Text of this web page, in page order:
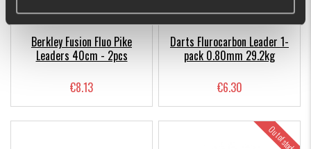
Berkley Fusion Fluo Pike
Leaders 40cm - 2pcs
€8.13
Darts Flurocarbon Leader 1-
pack 0.80mm 29.2kg
€6.30
Out of stock